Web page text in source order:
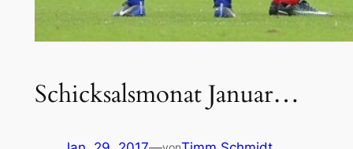
Schicksalsmonat Januar…